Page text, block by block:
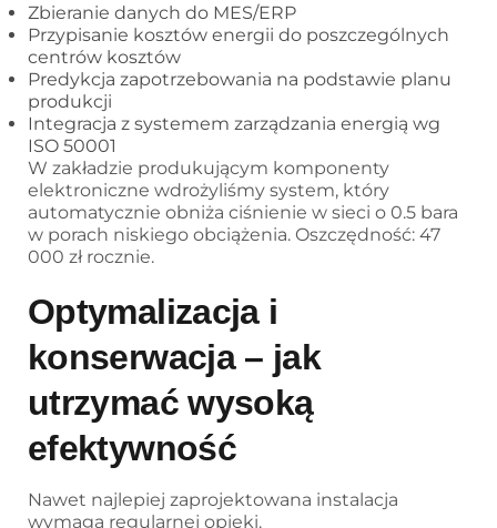
Zbieranie danych do MES/ERP
Przypisanie kosztów energii do poszczególnych
centrów kosztów
Predykcja zapotrzebowania na podstawie planu
produkcji
Integracja z systemem zarządzania energią wg
ISO 50001
W zakładzie produkującym komponenty
elektroniczne wdrożyliśmy system, który
automatycznie obniża ciśnienie w sieci o 0.5 bara
w porach niskiego obciążenia. Oszczędność: 47
000 zł rocznie.
Optymalizacja i
konserwacja – jak
utrzymać wysoką
efektywność
Nawet najlepiej zaprojektowana instalacja
wymaga regularnej opieki.